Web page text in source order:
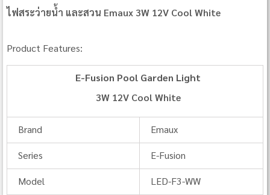
ไฟสระว่ายน้ำ และสวน Emaux 3W 12V Cool White
Product Features:
E-Fusion Pool Garden Light
3W 12V Cool White
Brand Emaux
Series E-Fusion
Model LED‐F3‐WW